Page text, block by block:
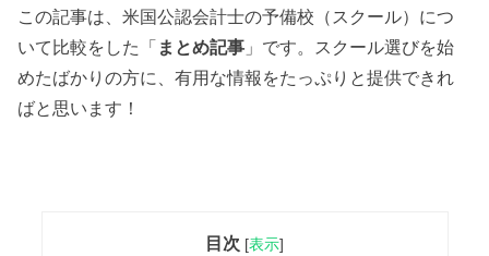
この記事は、米国公認会計士の予備校（スクール）につ
いて比較をした「 まとめ記事 」です。スクール選びを始
めたばかりの方に、有用な情報をたっぷりと提供できれ
ばと思います！
目次 [表示]